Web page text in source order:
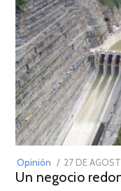
Opinión
POSTED
ON
27 DE
Un negocio